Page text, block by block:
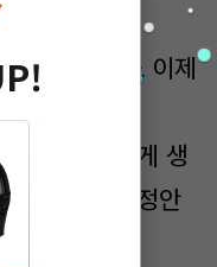
이던 표정도 이제
.
몰라도, 깊게 생
그 누구도 정안